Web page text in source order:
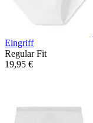
Eingriff
Regular Fit
19,95 €